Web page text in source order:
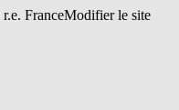
FranceModifier le site